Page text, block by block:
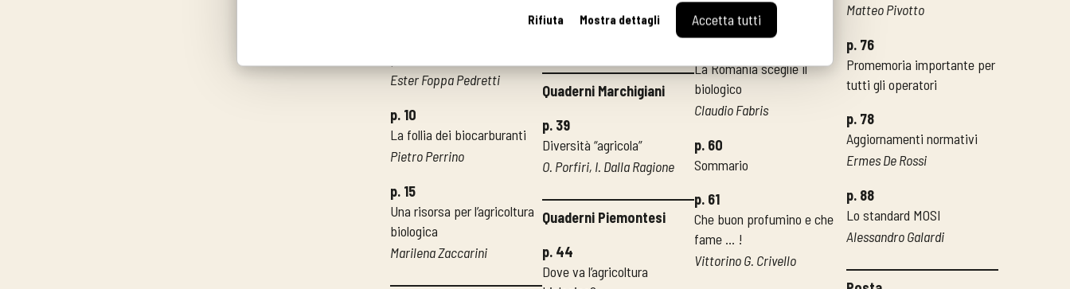
Rifiuta Mostra dettagli Accetta tutti
Ester Foppa Pedretti
p. 10
La follia dei biocarburanti
Pietro Perrino
p. 15
Una risorsa per l’agricoltura
biologica
Marilena Zaccarini
Le isole di “Cheese”
Quaderni Marchigiani
p. 39
Diversità “agricola”
O. Porfiri, I. Dalla Ragione
Quaderni Piemontesi
p. 44
Dove va l’agricoltura
Campagne Bios
La Romania sceglie il
biologico
Claudio Fabris
p. 60
Sommario
p. 61
Che buon profumino e che
fame … !
Vittorino G. Crivello
Matteo Pivotto
p. 76
Promemoria importante per
tutti gli operatori
p. 78
Aggiornamenti normativi
Ermes De Rossi
p. 88
Lo standard MOSI
Alessandro Galardi